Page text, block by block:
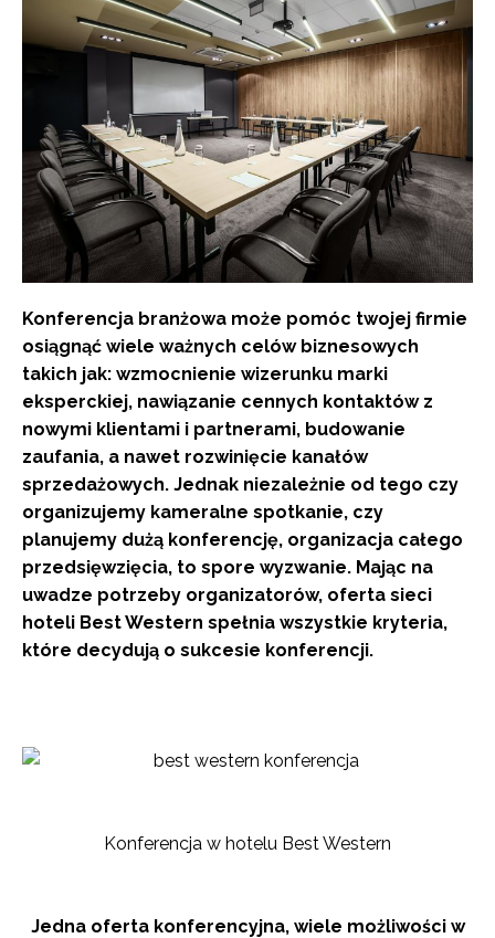
Konferencja branżowa może pomóc twojej firmie
osiągnąć wiele ważnych celów biznesowych
takich jak: wzmocnienie wizerunku marki
eksperckiej, nawiązanie cennych kontaktów z
nowymi klientami i partnerami, budowanie
zaufania, a nawet rozwinięcie kanałów
sprzedażowych. Jednak niezależnie od tego czy
organizujemy kameralne spotkanie, czy
planujemy dużą konferencję, organizacja całego
przedsięwzięcia, to spore wyzwanie. Mając na
uwadze potrzeby organizatorów, oferta sieci
hoteli Best Western spełnia wszystkie kryteria,
które decydują o sukcesie konferencji.
Konferencja w hotelu Best Western
Jedna oferta konferencyjna, wiele możliwości w